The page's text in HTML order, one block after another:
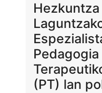
Hezkuntza
Pedagogia
(PT) lan